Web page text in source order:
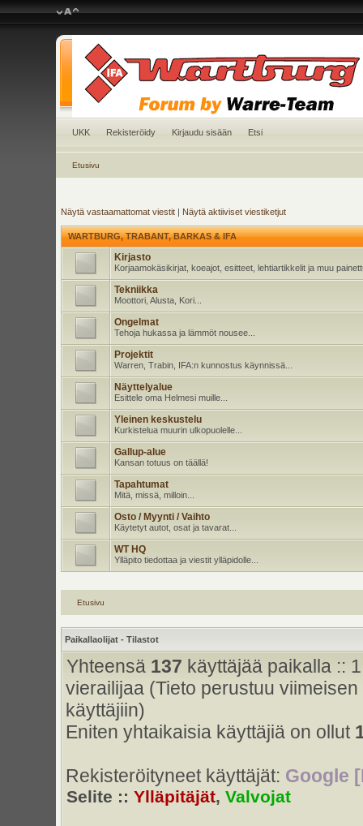
UKK Rekisteröidy Kirjaudu sisään Etsi
Etusivu
Näytä vastaamattomat viestit| Näytä aktiiviset viestiketjut
WARTBURG, TRABANT, BARKAS & IFA
Kirjasto
Korjaamokäsikirjat, koeajot, esitteet, lehtiartikkelit ja muu
Tekniikka
Moottori, Alusta, Kori...
Ongelmat
Tehoja hukassa ja lämmöt nousee...
Projektit
Warren, Trabin, IFA:n kunnostus käynnissä...
Näyttelyalue
Esittele oma Helmesi muille...
Yleinen keskustelu
Kurkistelua muurin ulkopuolelle...
Gallup-alue
Kansan totuus on täällä!
Tapahtumat
Mitä, missä, milloin...
Osto / Myynti / Vaihto
Käytetyt autot, osat ja tavarat...
WT HQ
Ylläpito tiedottaa ja viestit ylläpidolle...
Etusivu
Paikallaolijat - Tilastot
Yhteensä 137 käyttäjää paikalla ::
vierailijaa (Tieto perustuu
käyttäjiin)
Eniten yhtaikaisia käyttäjiä on ollut
Rekisteröityneet käyttäjät: Google
Selite :: Ylläpitäjät, Valvojat